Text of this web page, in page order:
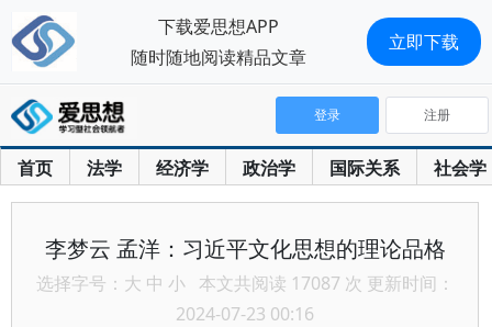
首页 法学 经济学 政治学 国际关系 社会学
登录 注册
李梦云 孟洋：习近平文化思想的理论品格
选择字号： 大 中 小 本文共阅读 17087 次 更新时间：
2024-07-23 00:16
下载爱思想APP
随时随地阅读精品文章
立即下载